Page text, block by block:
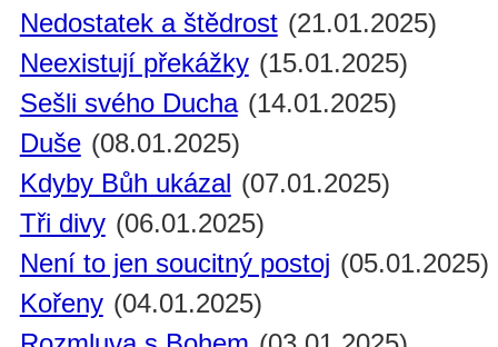
Nedostatek a štědrost (21.01.2025)
Neexistují překážky (15.01.2025)
Sešli svého Ducha (14.01.2025)
Duše (08.01.2025)
Kdyby Bůh ukázal (07.01.2025)
Tři divy (06.01.2025)
Není to jen soucitný postoj (05.01.2025)
Kořeny (04.01.2025)